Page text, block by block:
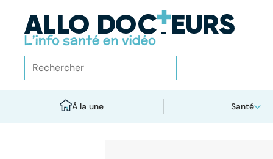
À la une Santé